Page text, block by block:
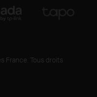
France. Tous droits